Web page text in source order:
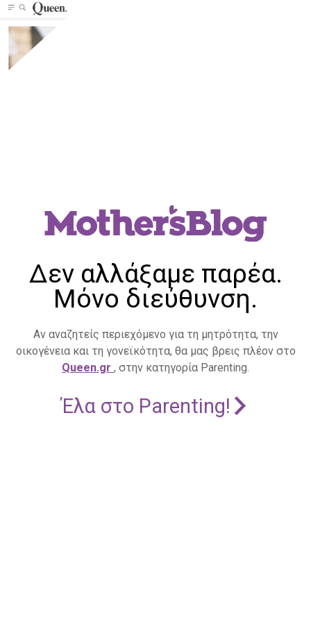
Δεν αλλάξαμε παρέα.
Μόνο διεύθυνση.
Αν αναζητείς περιεχόμενο για τη μητρότητα, την
οικογένεια και τη γονεϊκότητα, θα μας βρεις πλέον στο
Queen.gr , στην κατηγορία Parenting.
Έλα στο Parenting!